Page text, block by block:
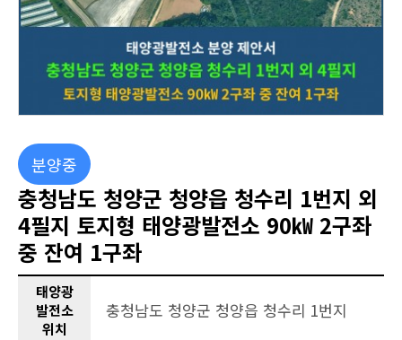
분양중
충청남도 청양군 청양읍 청수리 1번지 외
4필지 토지형 태양광발전소 90㎾ 2구좌
중 잔여 1구좌
태양광
발전소
위치
충청남도 청양군 청양읍 청수리 1번지